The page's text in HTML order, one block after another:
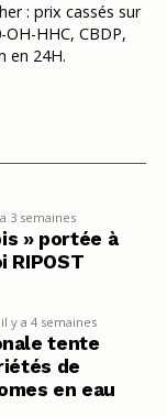
: prix cassés sur
HHC, CBDP,
en 24H.
3 semaines
» portée à
RIPOST
il y a 4 semaines
tente
de
en eau